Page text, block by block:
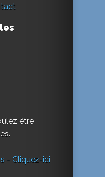
être
- Cliquez-ici